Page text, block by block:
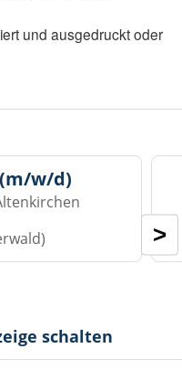
und ausgedruckt oder
w/d)
>
schalten